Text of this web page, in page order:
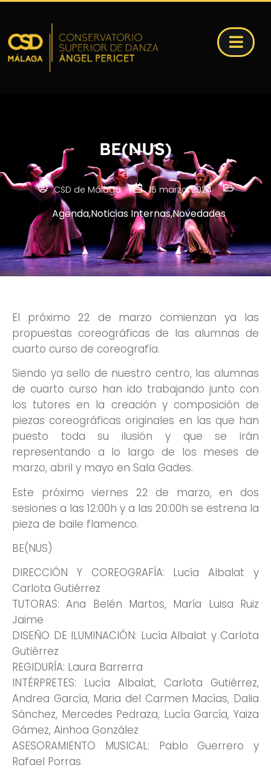
BE(NUS)
CSD de Málaga 15 marzo, 2024
Agenda,Noticias Internas,Novedades
El próximo 22 de marzo comienzan ya las
propuestas coreográficas de las alumnas de
cuarto curso de coreografía.
Siendo ya sello de nuestro centro, las alumnas
de cuarto curso han ido trabajando junto con
los tutores en la creación y composición de
piezas coreográficas originales en las que han
puesto toda su ilusión y que se irán
representando a lo largo de los meses de
marzo, abril y mayo en Sala Gades.
Este próximo viernes 22 de marzo, en dos
sesiones a las 12:00h y a las 20:00h se estrena la
pieza de baile flamenco.
BE(NUS)
DIRECCIÓN Y COREOGRAFÍA: Lucía Albalat y
Carlota Gutiérrez
TUTORAS: Ana Belén Martos, María Luisa Ruiz
Jaime
DISEÑO DE ILUMINACIÓN: Lucía Albalat y Carlota
Gutiérrez
REGIDURÍA: Laura Barrerra
INTÉRPRETES: Lucía Albalat, Carlota Gutiérrez,
Andrea García, Maria del Carmen Macías, Dalia
Sánchez, Mercedes Pedraza, Lucía García, Yaiza
Gámez, Ainhoa González
ASESORAMIENTO MUSICAL: Pablo Guerrero y
Rafael Porras